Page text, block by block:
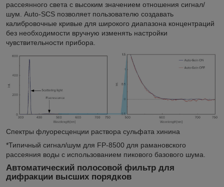
рассеянного света с высоким значением отношения сигнал/
шум. Auto-SCS позволяет пользователю создавать
калибровочные кривые для широкого диапазона концентраций
без необходимости вручную изменять настройки
чувствительности прибора.
Спектры флуоресценции раствора сульфата хинина
*Типичный сигнал/шум для FP-8500 для рамановского
рассеяния воды с использованием пикового базового шума.
Автоматический полосовой фильтр для
дифракции высших порядков